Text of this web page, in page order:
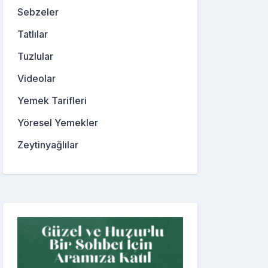
Sebzeler
Tatlılar
Tuzlular
Videolar
Yemek Tarifleri
Yöresel Yemekler
Zeytinyağlılar